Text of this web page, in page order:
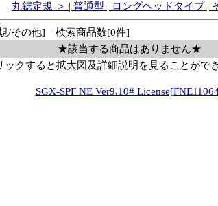
丸鋸定規 ＞ | 普通型 | ロングヘッドタイプ |
/その他] 検索商品数[0件]
★該当する商品はありません★
クすると拡大図及詳細説明を見ることができ
SGX-SPF NE Ver9.10#